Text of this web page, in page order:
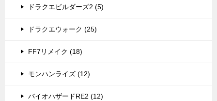
ドラクエビルダーズ2 (5)
ドラクエウォーク (25)
FF7リメイク (18)
モンハンライズ (12)
バイオハザードRE2 (12)